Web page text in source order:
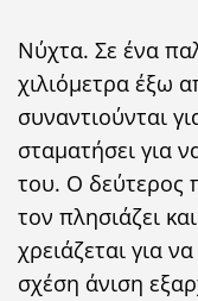
Νύχτα. Σε ένα
χιλιόμετρα έξω
συναντιούνται
σταματήσει για
του. Ο δεύτερος
τον πλησιάζει
χρειάζεται για
σχέση άνιση